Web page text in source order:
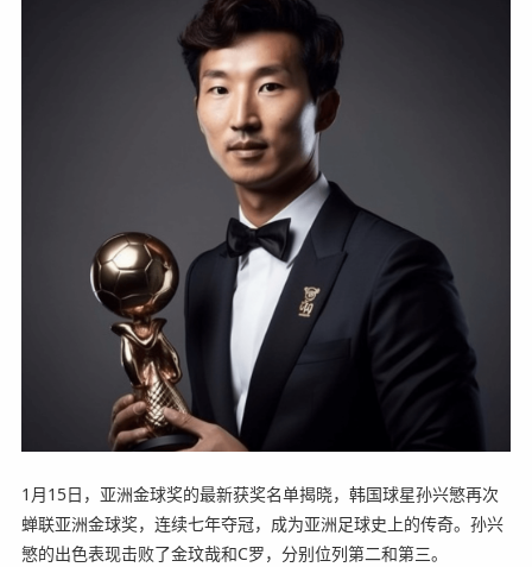
1月15日，亚洲金球奖的最新获奖名单揭晓，韩国球星孙兴慜再次
蝉联亚洲金球奖，连续七年夺冠，成为亚洲足球史上的传奇。孙兴
慜的出色表现击败了金玟哉和C罗，分别位列第二和第三。